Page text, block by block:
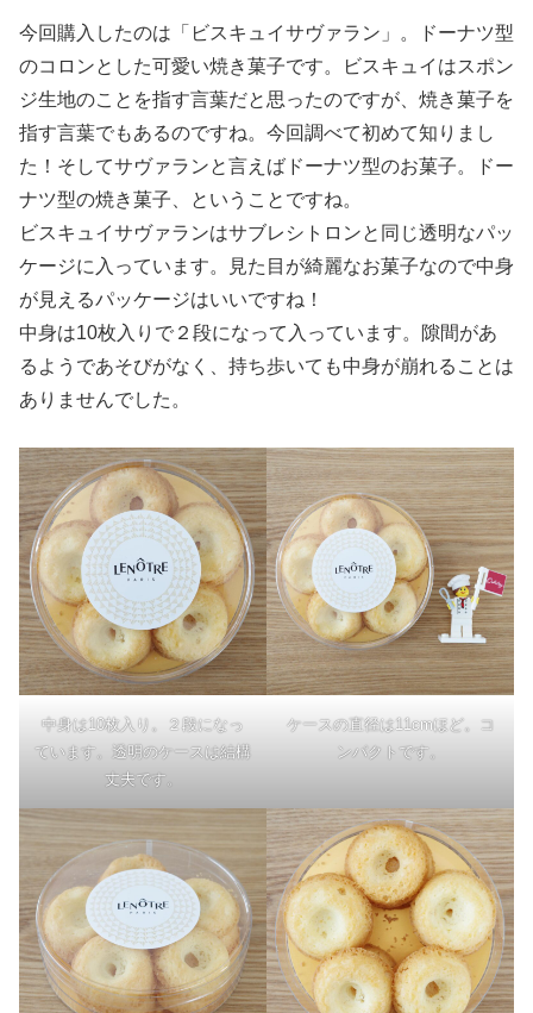
今回購入したのは「ビスキュイサヴァラン」。ドーナツ型
のコロンとした可愛い焼き菓子です。ビスキュイはスポン
ジ生地のことを指す言葉だと思ったのですが、焼き菓子を
指す言葉でもあるのですね。今回調べて初めて知りまし
た！そしてサヴァランと言えばドーナツ型のお菓子。ドー
ナツ型の焼き菓子、ということですね。
ビスキュイサヴァランはサブレシトロンと同じ透明なパッ
ケージに入っています。見た目が綺麗なお菓子なので中身
が見えるパッケージはいいですね！
中身は10枚入りで２段になって入っています。隙間があ
るようであそびがなく、持ち歩いても中身が崩れることは
ありませんでした。
中身は10枚入り。２段になっ
ています。透明のケースは結構
丈夫です。
ケースの直径は11cmほど。コ
ンパクトです。